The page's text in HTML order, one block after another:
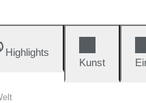
Highlights
Kunst